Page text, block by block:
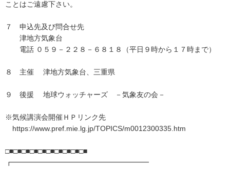
ことはご遠慮下さい。
７ 申込先及び問合せ先
津地方気象台
電話 ０５９－２２８－６８１８（平日９時から１７時まで）
８ 主催 津地方気象台、三重県
９ 後援 地球ウォッチャーズ －気象友の会－
※気候講演会開催ＨＰリンク先
https://www.pref.mie.lg.jp/TOPICS/m0012300335.htm
□■□■□■□■□■□■□■□■□■□■
┏━━━━━━━━━━━━━━━━━━━